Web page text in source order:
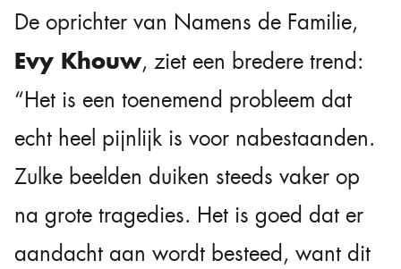
De oprichter van Namens de Familie,
Evy Khouw, ziet een bredere trend:
“Het is een toenemend probleem dat
echt heel pijnlijk is voor nabestaanden.
Zulke beelden duiken steeds vaker op
na grote tragedies. Het is goed dat er
aandacht aan wordt besteed, want dit